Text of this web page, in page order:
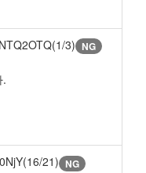
3) NG
.
21) NG